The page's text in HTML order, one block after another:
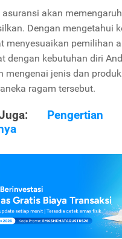
akan
Dengan mengetahui
menyesuaikan pemilihan
dengan kebutuhan diri
mengenai jenis dan
ragam tersebut.
Pengertian